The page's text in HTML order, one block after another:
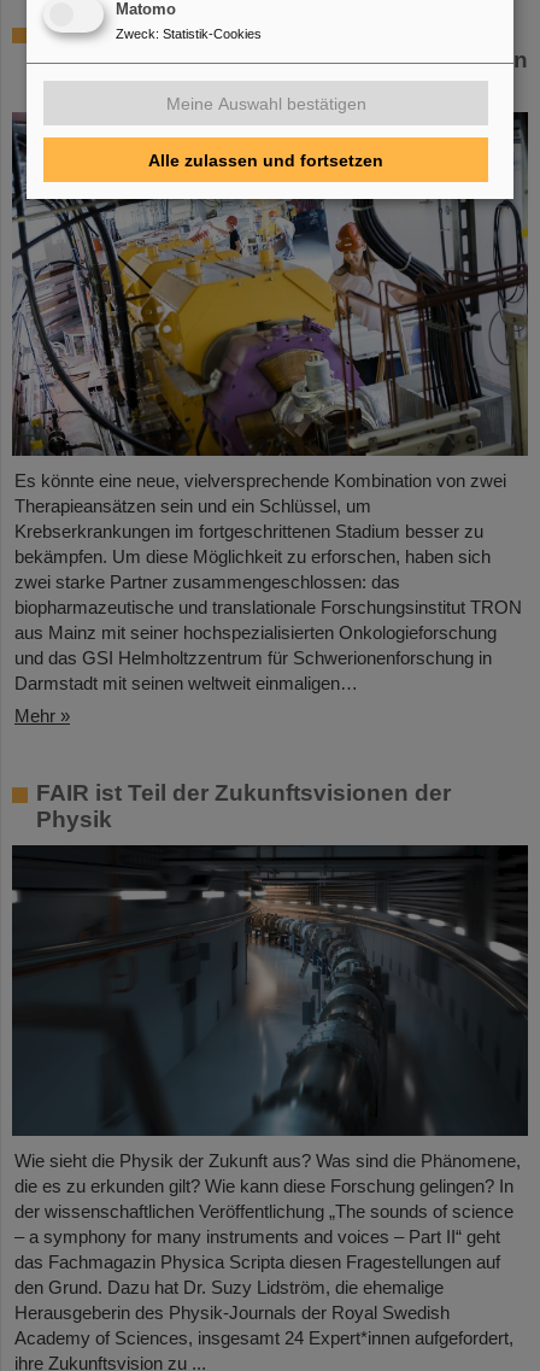
Gemeinsam für die Krebsforschung: TRON
und GSI/FAIR untersuchen Kombination von
Schwerionentherapie und mRNA-Impfstoff
Es könnte eine neue, vielversprechende Kombination von zwei
Therapieansätzen sein und ein Schlüssel, um
Krebserkrankungen im fortgeschrittenen Stadium besser zu
bekämpfen. Um diese Möglichkeit zu erforschen, haben sich
zwei starke Partner zusammengeschlossen: das
biopharmazeutische und translationale Forschungsinstitut TRON
aus Mainz mit seiner hochspezialisierten Onkologieforschung
und das GSI Helmholtzzentrum für Schwerionenforschung in
Darmstadt mit seinen weltweit einmaligen…
Mehr »
FAIR ist Teil der Zukunftsvisionen der
Physik
Wie sieht die Physik der Zukunft aus? Was sind die Phänomene,
die es zu erkunden gilt? Wie kann diese Forschung gelingen? In
der wissenschaftlichen Veröffentlichung „The sounds of science
– a symphony for many instruments and voices – Part II“ geht
das Fachmagazin Physica Scripta diesen Fragestellungen auf
den Grund. Dazu hat Dr. Suzy Lidström, die ehemalige
Herausgeberin des Physik-Journals der Royal Swedish
Academy of Sciences, insgesamt 24 Expert*innen aufgefordert,
ihre Zukunftsvision zu ...
Matomo
Zweck: Statistik-Cookies
Meine Auswahl bestätigen
Alle zulassen und fortsetzen